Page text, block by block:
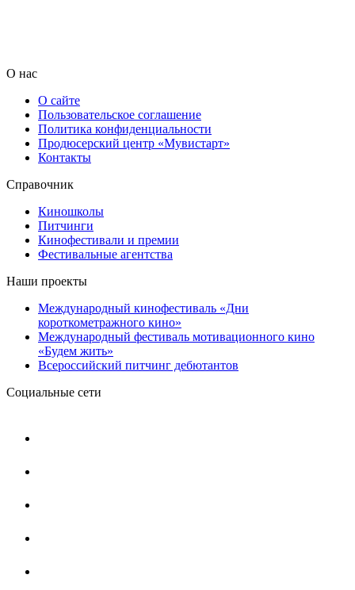
О нас
О сайте
Пользовательское соглашение
Политика конфиденциальности
Продюсерский центр «Мувистарт»
Контакты
Справочник
Киношколы
Питчинги
Кинофестивали и премии
Фестивальные агентства
Наши проекты
Международный кинофестиваль «Дни
короткометражного кино»
Международный фестиваль мотивационного кино
«Будем жить»
Всероссийский питчинг дебютантов
Социальные сети